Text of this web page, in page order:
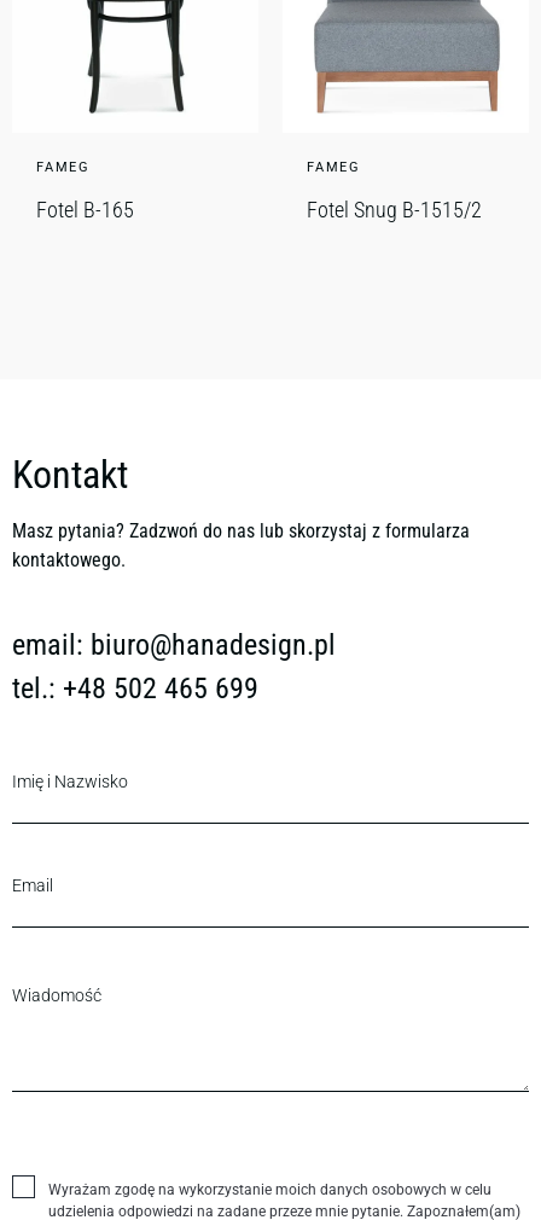
FAMEG
Fotel B-165
FAMEG
Fotel Snug B-1515/2
Kontakt
Masz pytania? Zadzwoń do nas lub skorzystaj z formularza
kontaktowego.
email: biuro@hanadesign.pl
tel.: +48 502 465 699
Wyrażam zgodę na wykorzystanie moich danych osobowych w celu
udzielenia odpowiedzi na zadane przeze mnie pytanie. Zapoznałem(am)